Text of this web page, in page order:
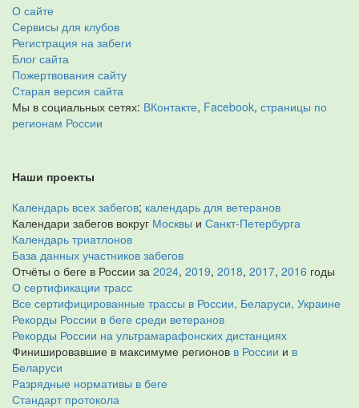
О сайте
Сервисы для клубов
Регистрация на забеги
Блог сайта
Пожертвования сайту
Старая версия сайта
Мы в социальных сетях: ВКонтакте, Facebook, страницы по
регионам России
Наши проекты
Календарь всех забегов; календарь для ветеранов
Календари забегов вокруг Москвы и Санкт-Петербурга
Календарь триатлонов
База данных участников забегов
Отчёты о беге в России за 2024, 2019, 2018, 2017, 2016 годы
О сертификации трасс
Все сертифицированные трассы в России, Беларуси, Украине
Рекорды России в беге среди ветеранов
Рекорды России на ультрамарафонских дистанциях
Финишировавшие в максимуме регионов в России и в
Беларуси
Разрядные нормативы в беге
Стандарт протокола